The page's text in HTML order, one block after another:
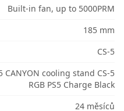
Built-in fan, up to 5000PRM
185 mm
CS-5
CANYON cooling stand CS-5
RGB PS5 Charge Black
24 měsíců